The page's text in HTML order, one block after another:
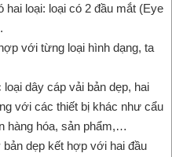
loại: loại có 2 đầu mắt (Eye
với từng loại hình dạng, ta
loại dây cáp vải bản dẹp, hai
với các thiết bị khác như cẩu
hàng hóa, sản phẩm,…
bản dẹp kết hợp với hai đầu